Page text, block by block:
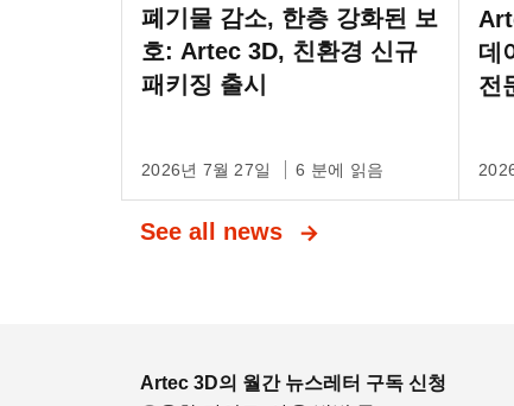
폐기물 감소, 한층 강화된 보
호: Artec 3D, 친환경 신규
패키징 출시
2026년 7월 27일 6 분에 읽음
데
전
See all news
Artec 3D의 월간 뉴스레터 구독 신청